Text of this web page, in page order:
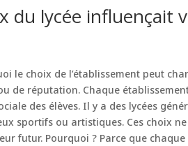
du lycée influençait
le choix de l’établissement peut
de réputation. Chaque
des élèves. Il y a des lycées
sportifs ou artistiques. Ces choix
futur. Pourquoi ? Parce que chaque